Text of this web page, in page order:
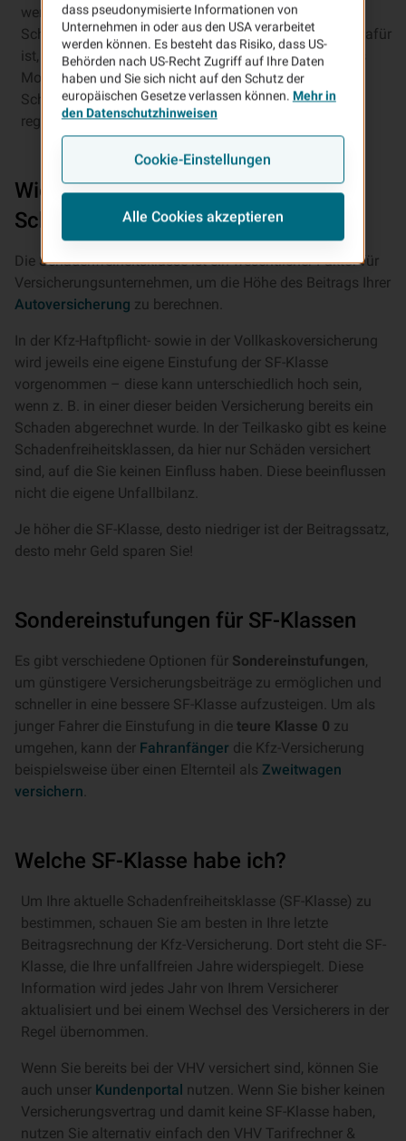
werden Sie von Ihrer Versicherung automatisch eine
Schadenfreiheitsklasse höher eingestuft. Bedingung dafür
ist, dass Ihr Vertrag im Kalenderjahr mindestens sechs
Monate ununterbrochen bestanden hat und Sie keinen
Schaden gemeldet haben, der durch die Versicherung
reguliert worden ist.
Wie funktioniert die Einstufung der
Schadenfreiheitsklassen?
Die Schadenfreiheitsklasse ist ein wesentlicher Faktor für
Versicherungsunternehmen, um die Höhe des Beitrags Ihrer
Autoversicherung zu berechnen.
In der Kfz-Haftpflicht- sowie in der Vollkaskoversicherung
wird jeweils eine eigene Einstufung der SF-Klasse
vorgenommen – diese kann unterschiedlich hoch sein,
wenn z. B. in einer dieser beiden Versicherung bereits ein
Schaden abgerechnet wurde. In der Teilkasko gibt es keine
Schadenfreiheitsklassen, da hier nur Schäden versichert
sind, auf die Sie keinen Einfluss haben. Diese beeinflussen
nicht die eigene Unfallbilanz.
Je höher die SF-Klasse, desto niedriger ist der Beitragssatz,
desto mehr Geld sparen Sie!
Sondereinstufungen für SF-Klassen
Es gibt verschiedene Optionen für Sondereinstufungen,
um günstigere Versicherungsbeiträge zu ermöglichen und
schneller in eine bessere SF-Klasse aufzusteigen. Um als
junger Fahrer die Einstufung in die teure Klasse 0 zu
umgehen, kann der Fahranfänger die Kfz-Versicherung
beispielsweise über einen Elternteil als Zweitwagen
versichern.
Welche SF-Klasse habe ich?
Um Ihre aktuelle Schadenfreiheitsklasse (SF-Klasse) zu
bestimmen, schauen Sie am besten in Ihre letzte
Beitragsrechnung der Kfz-Versicherung. Dort steht die SF-
Klasse, die Ihre unfallfreien Jahre widerspiegelt. Diese
Information wird jedes Jahr von Ihrem Versicherer
aktualisiert und bei einem Wechsel des Versicherers in der
Regel übernommen.
Wenn Sie bereits bei der VHV versichert sind, können Sie
auch unser Kundenportal nutzen. Wenn Sie bisher keinen
Versicherungsvertrag und damit keine SF-Klasse haben,
nutzen Sie alternativ einfach den VHV Tarifrechner &
dass pseudonymisierte Informationen von
Unternehmen in oder aus den USA verarbeitet
werden können. Es besteht das Risiko, dass US-
Behörden nach US-Recht Zugriff auf Ihre Daten
haben und Sie sich nicht auf den Schutz der
europäischen Gesetze verlassen können. Mehr in
den Datenschutzhinweisen
Cookie-Einstellungen
Alle Cookies akzeptieren